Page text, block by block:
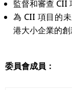
監督和審查 CII
為 CII 項目的
港大小企業的
委員會成員：